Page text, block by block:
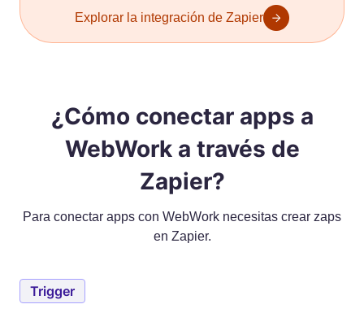
Explorar la integración de Zapier
¿Cómo conectar apps a
WebWork a través de
Zapier?
Para conectar apps con WebWork necesitas crear zaps
en Zapier.
Trigger